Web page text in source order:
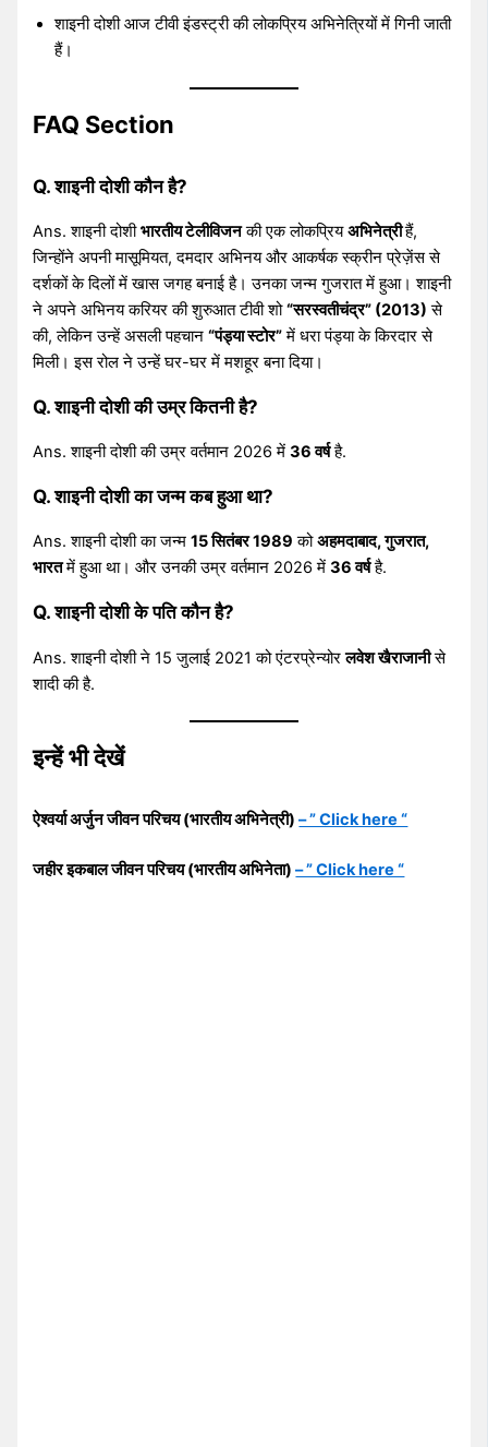
शाइनी दोशी आज टीवी इंडस्ट्री की लोकप्रिय अभिनेत्रियों में गिनी जाती
हैं।
FAQ Section
Q. शाइनी दोशी कौन है?
Ans. शाइनी दोशीभारतीय टेलीविजनकी एक लोकप्रियअभिनेत्रीहैं,
जिन्होंने अपनी मासूमियत, दमदार अभिनय और आकर्षक स्क्रीन प्रेज़ेंस से
दर्शकों के दिलों में खास जगह बनाई है। उनका जन्म गुजरात में हुआ। शाइनी
ने अपने अभिनय करियर की शुरुआत टीवी शो“सरस्वतीचंद्र” (2013) से
की, लेकिन उन्हें असली पहचान“पंड्या स्टोर”में धरा पंड्या के किरदार से
मिली। इस रोल ने उन्हें घर-घर में मशहूर बना दिया।
Q. शाइनी दोशी की उम्र कितनी है?
Ans. शाइनी दोशी की उम्र वर्तमान 2026 में36 वर्षहै.
Q. शाइनी दोशी का जन्म कब हुआ था?
Ans. शाइनी दोशी का जन्म15 सितंबर 1989 कोअहमदाबाद, गुजरात,
भारतमें हुआ था। और उनकी उम्र वर्तमान 2026 में36 वर्षहै.
Q. शाइनी दोशी के पति कौन है?
Ans. शाइनी दोशी ने 15 जुलाई 2021 को एंटरप्रेन्योरलवेश खैराजानीसे
शादी की है.
इन्हें भी देखें
ऐश्वर्या अर्जुन जीवन परिचय (भारतीय अभिनेत्री)– ” Click here “
जहीर इकबाल जीवन परिचय (भारतीय अभिनेता)– ” Click here “